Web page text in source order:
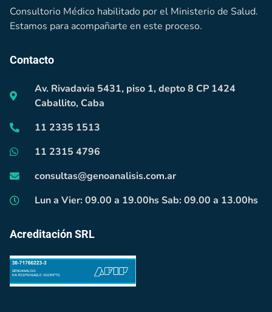
Consultorio Médico habilitado por el Ministerio de Salud.
Estamos para acompañarte en este proceso.
Contacto
Av. Rivadavia 5431, piso 1, depto 8 CP 1424
Caballito, Caba
11 2335 1513
11 2315 4796
consultas@genoanalisis.com.ar
Lun a Vier: 09.00 a 19.00hs Sab: 09.00 a 13.00hs
Acreditación SRL